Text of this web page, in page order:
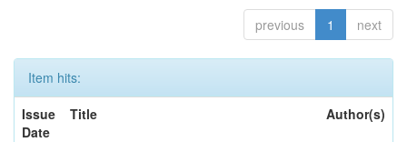
previous 1 next
Item hits:
Issue
Date
Title Author(s)